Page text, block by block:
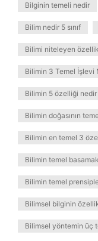
Bilginin temeli nedir
Bilim nedir 5 sınıf
Bilimi niteleyen
Bilimin 3 Temel İşlevi
Bilimin 5 özelliği nedir
Bilimin doğasının
Bilimin en temel 3
Bilimin temel
Bilimin temel
Bilimsel bilginin
Bilimsel yöntemin üç